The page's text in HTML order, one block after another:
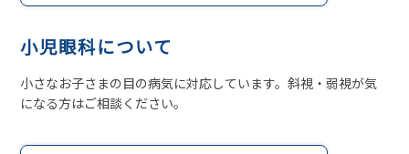
小児眼科について
小さなお子さまの目の病気に対応しています。斜視・弱視が気
になる方はご相談ください。